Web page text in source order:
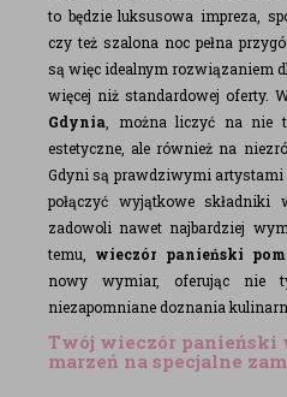
to będzie luksusowa impreza,
czy też szalona noc pełna
są więc idealnym rozwiązaniem
więcej niż standardowej oferty.
Gdynia , można liczyć na nie
estetyczne, ale również na
Gdyni są prawdziwymi
połączyć wyjątkowe składniki
zadowoli nawet najbardziej
temu, wieczór panieński
nowy wymiar, oferując nie
niezapomniane doznania
Twój wieczór panieński
marzeń na specjalne